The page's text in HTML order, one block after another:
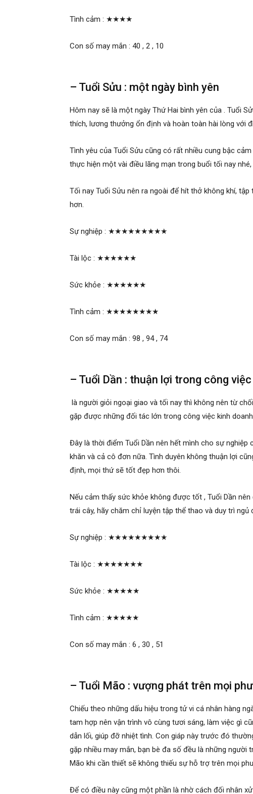
Tình cảm : ★★★★
Con số may mắn : 40 , 2 , 10
– Tuổi Sửu : một ngày bình yên
Hôm nay sẽ là một ngày Thứ Hai bình yên của . Tuổi
thích, lương thưởng ổn định và hoàn toàn hài lòng với
Tình yêu của Tuổi Sửu cũng có rất nhiều cung bậc
thực hiện một vài điều lãng mạn trong buổi tối nay
Tối nay Tuổi Sửu nên ra ngoài để hít thở không khí,
hơn.
Sự nghiệp : ★★★★★★★★★
Tài lộc : ★★★★★★
Sức khỏe : ★★★★★★
Tình cảm : ★★★★★★★★
Con số may mắn : 98 , 94 , 74
– Tuổi Dần : thuận lợi trong công
là người giỏi ngoại giao và tối nay thì không nên từ
gặp được những đối tác lớn trong công việc kinh
Đây là thời điểm Tuổi Dần nên hết mình cho sự nghiệp
khăn và cả cô đơn nữa. Tình duyên không thuận lợi
định, mọi thứ sẽ tốt đẹp hơn thôi.
Nếu cảm thấy sức khỏe không được tốt , Tuổi Dần
trái cây, hãy chăm chỉ luyện tập thể thao và duy trì ngủ
Sự nghiệp : ★★★★★★★★★
Tài lộc : ★★★★★★★
Sức khỏe : ★★★★★
Tình cảm : ★★★★★
Con số may mắn : 6 , 30 , 51
– Tuổi Mão : vượng phát trên mọi
Chiếu theo những dấu hiệu trong tử vi cá nhân hàng
tam hợp nên vận trình vô cùng tươi sáng, làm việc gì
dẫn lối, giúp đỡ nhiệt tình. Con giáp này trước đó
gặp nhiều may mắn, bạn bè đa số đều là những người
Mão khi cần thiết sẽ không thiếu sự hỗ trợ trên mọi
Để có điều này cũng một phần là nhờ cách đối nhân